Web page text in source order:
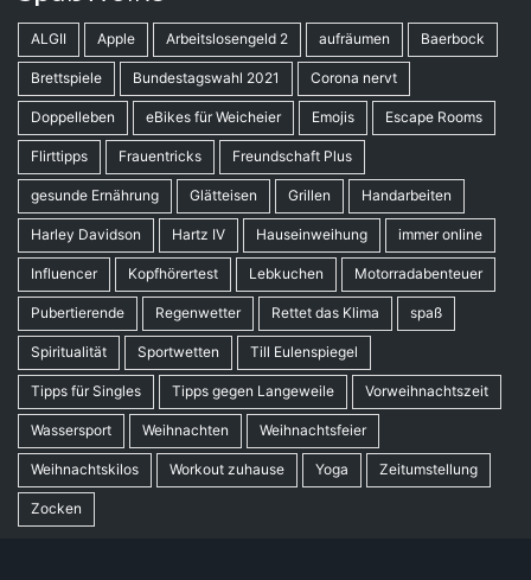
ALGII Apple Arbeitslosengeld 2 aufräumen Baerbock
Brettspiele Bundestagswahl 2021 Corona nervt
Doppelleben eBikes für Weicheier Emojis Escape Rooms
Flirttipps Frauentricks Freundschaft Plus
gesunde Ernährung Glätteisen Grillen Handarbeiten
Harley Davidson Hartz IV Hauseinweihung immer online
Influencer Kopfhörertest Lebkuchen Motorradabenteuer
Pubertierende Regenwetter Rettet das Klima spaß
Spiritualität Sportwetten Till Eulenspiegel
Tipps für Singles Tipps gegen Langeweile Vorweihnachtszeit
Wassersport Weihnachten Weihnachtsfeier
Weihnachtskilos Workout zuhause Yoga Zeitumstellung
Zocken